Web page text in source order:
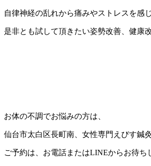
自律神経の乱れから痛みやストレスを感
是非とも試して頂きたい姿勢改善、健康
お体の不調でお悩みの方は、
仙台市太白区長町南、女性専門えびす鍼
ご予約は、お電話またはLINEからお待ち